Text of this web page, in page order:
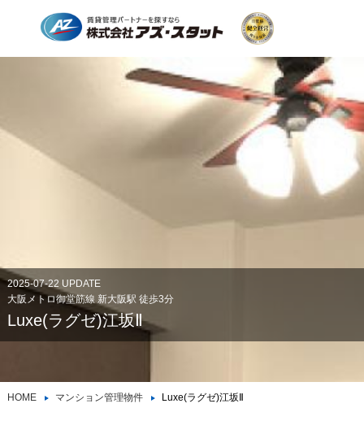
2025-07-22 UPDATE
大阪メトロ御堂筋線 新大阪駅 徒歩3分
Luxe(ラグゼ)江坂Ⅱ
HOME マンション管理物件 Luxe(ラグゼ)江坂Ⅱ